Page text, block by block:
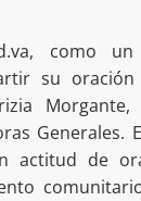
como
su
Morgante,
Generales.
actitud de